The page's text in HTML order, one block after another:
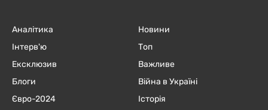
Аналітика
Інтерв'ю
Ексклюзив
Блоги
Євро-2024
Новини
Топ
Важливе
Війна в Україні
Історія